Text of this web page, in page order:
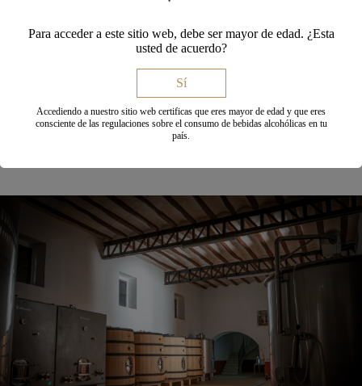
250 ANS D’HISTOIRE, UN FUTUR
DURABLE DANS CHAQUE VERRE
Para acceder a este sitio web, debe ser mayor de edad. ¿Esta
usted de acuerdo?
Sí
Accediendo a nuestro sitio web certificas que eres mayor de edad y que eres
consciente de las regulaciones sobre el consumo de bebidas alcohólicas en tu
país.